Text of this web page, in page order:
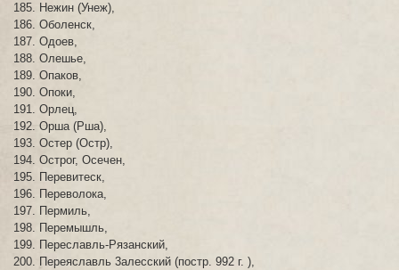
Нежин (Унеж),
Оболенск,
Одоев,
Олешье,
Опаков,
Опоки,
Орлец,
Орша (Рша),
Остер (Остр),
Острог, Осечен,
Перевитеск,
Переволока,
Пермиль,
Перемышль,
Переславль-Рязанский,
Переяславль 3алесский (постр. 992 г. ),